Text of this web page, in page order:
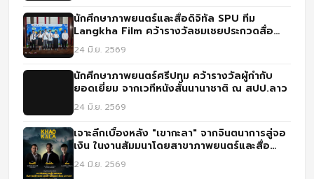
นักศึกษาภาพยนตร์และสื่อดิจิทัล SPU ทีม
Langkha Film คว้ารางวัลชมเชยประกวดสื่อ
IGNITE CREATIVITY CHALLENGE ปี 3
24 มิ.ย. 2569
นักศึกษาภาพยนตร์ศรีปทุม คว้ารางวัลผู้กำกับ
ยอดเยี่ยม จากเวทีหนังสั้นนานาชาติ ณ สปป.ลาว
24 มิ.ย. 2569
เจาะลึกเบื้องหลัง "เขากะลา" จากจินตนาการสู่จอ
เงิน ในงานสัมมนาโดยสาขาภาพยนตร์และสื่อ
ดิจิทัล ม.ศรีปทุม
24 มิ.ย. 2569